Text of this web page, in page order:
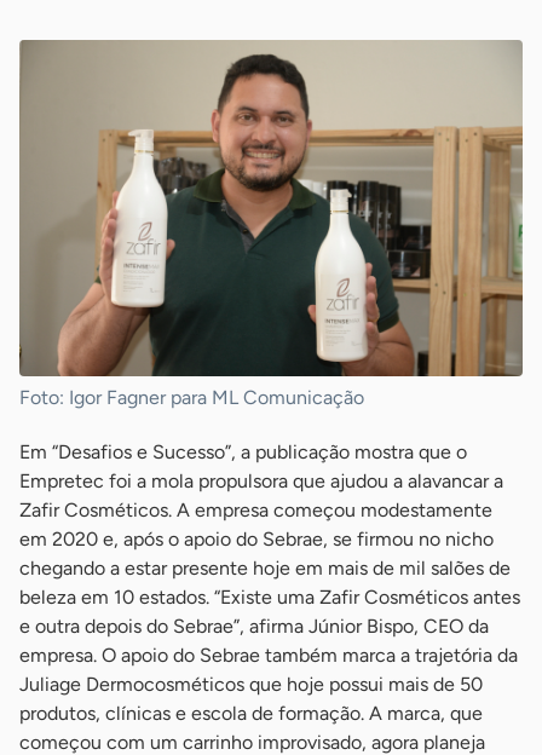
Foto: Igor Fagner para ML Comunicação
Em “Desafios e Sucesso”, a publicação mostra que o
Empretec foi a mola propulsora que ajudou a alavancar a
Zafir Cosméticos. A empresa começou modestamente
em 2020 e, após o apoio do Sebrae, se firmou no nicho
chegando a estar presente hoje em mais de mil salões de
beleza em 10 estados. “Existe uma Zafir Cosméticos antes
e outra depois do Sebrae”, afirma Júnior Bispo, CEO da
empresa. O apoio do Sebrae também marca a trajetória da
Juliage Dermocosméticos que hoje possui mais de 50
produtos, clínicas e escola de formação. A marca, que
começou com um carrinho improvisado, agora planeja